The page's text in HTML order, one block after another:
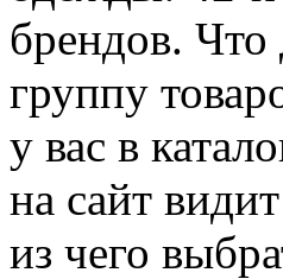
брендов.
группу
у вас в
на сайт
из чего